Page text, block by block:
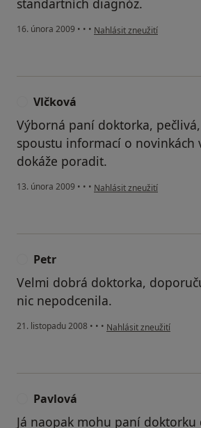
standartních diagnóz.
16. února 2009 • • • podle názoru uživatele Josef
Nahlásit zneužití
Vlčková
Výborná paní doktorka,
spoustu informací o novinkách
dokáže poradit.
13. února 2009 • • • podle názoru uživatele
Nahlásit zneužití
Petr
Velmi dobrá doktorka,
nic nepodcenila.
21. listopadu 2008 • • • podle názoru uživatele
Nahlásit zneužití
Pavlová
Já naopak mohu paní